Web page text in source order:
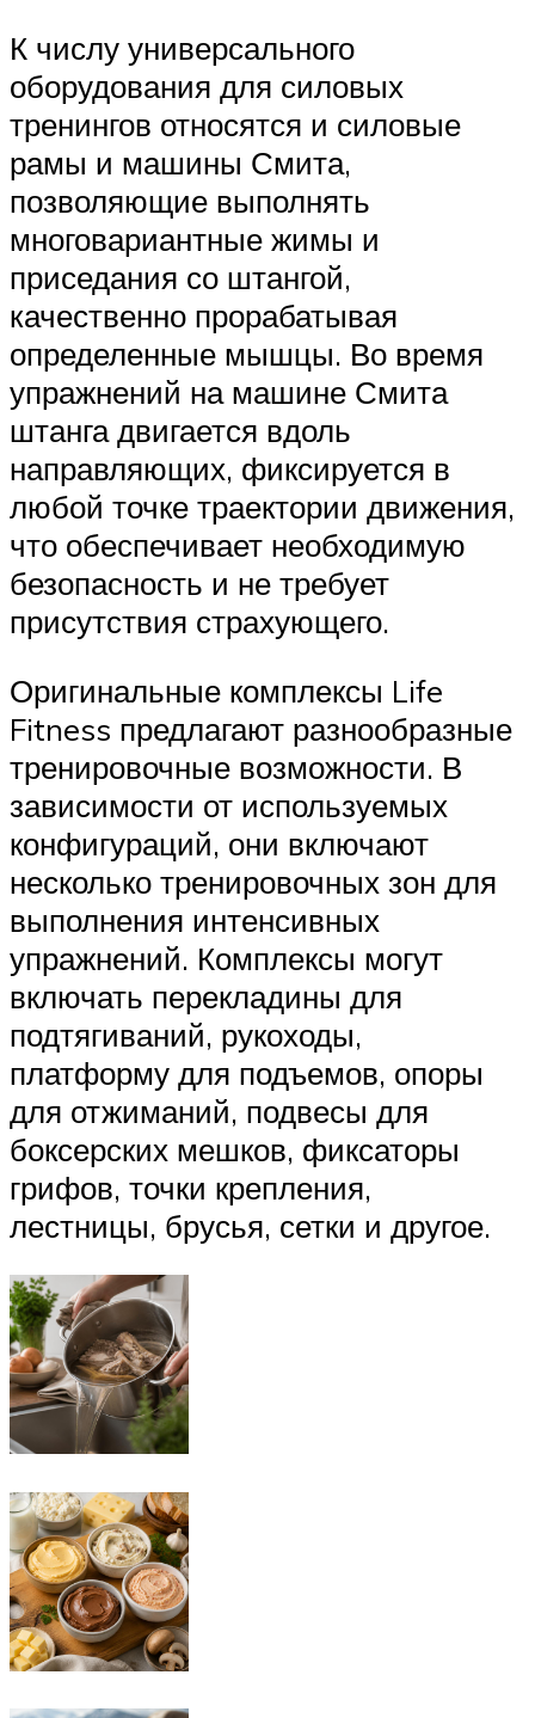
К числу универсального
оборудования для силовых
тренингов относятся и силовые
рамы и машины Смита,
позволяющие выполнять
многовариантные жимы и
приседания со штангой,
качественно прорабатывая
определенные мышцы. Во время
упражнений на машине Смита
штанга двигается вдоль
направляющих, фиксируется в
любой точке траектории движения,
что обеспечивает необходимую
безопасность и не требует
присутствия страхующего.
Оригинальные комплексы Life
Fitness предлагают разнообразные
тренировочные возможности. В
зависимости от используемых
конфигураций, они включают
несколько тренировочных зон для
выполнения интенсивных
упражнений. Комплексы могут
включать перекладины для
подтягиваний, рукоходы,
платформу для подъемов, опоры
для отжиманий, подвесы для
боксерских мешков, фиксаторы
грифов, точки крепления,
лестницы, брусья, сетки и другое.